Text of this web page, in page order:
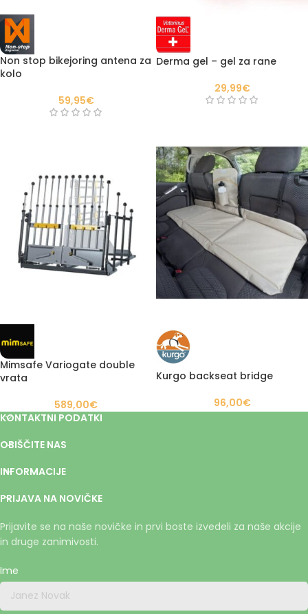
Non stop bikejoring antena za
kolo
59,95€
Derma gel – gel za rane
29,99€
Mimsafe Variogate double
vrata
589,00€
Kurgo backseat bridge
96,00€
KONTAKTNI PODATKI
OBIŠČITE NAS
INFORMACIJE
PRIJAVA NA NOVIČKE
Prijavite se na naše novičke in prvi boste izvedeli za naše akcije
in druge zanimivosti.
Ime